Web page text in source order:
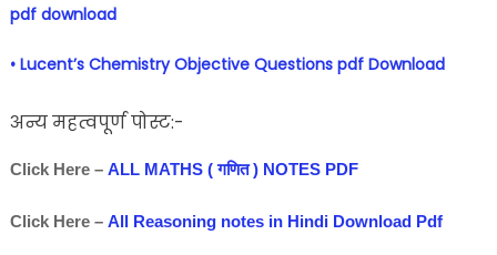
pdf download
• Lucent’s Chemistry Objective Questions pdf Download
अन्य महत्वपूर्ण पोस्ट:-
Click Here – ALL MATHS ( गणित ) NOTES PDF
Click Here – All Reasoning notes in Hindi Download Pdf